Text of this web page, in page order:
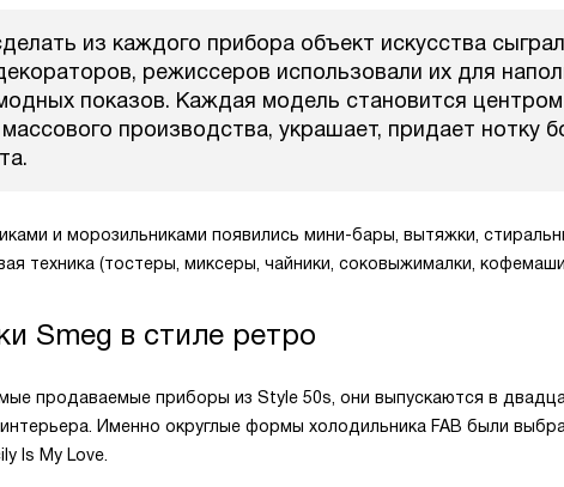
из каждого прибора объект искусства
режиссеров использовали их для
показов. Каждая модель становится
производства, украшает, придает нотку
и морозильниками появились мини-бары, вытяжки,
техника (тостеры, миксеры, чайники, соковыжималки,
Smeg в стиле ретро
продаваемые приборы из Style 50s, они выпускаются в
Именно округлые формы холодильника FAB были
Is My Love.